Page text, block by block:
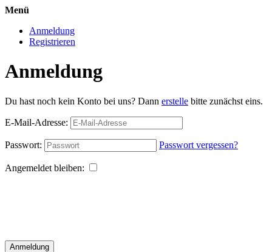
Menü
Anmeldung
Registrieren
Anmeldung
Du hast noch kein Konto bei uns? Dann erstelle bitte zunächst eins.
E-Mail-Adresse:
Passwort: Passwort vergessen?
Angemeldet bleiben:
Anmeldung